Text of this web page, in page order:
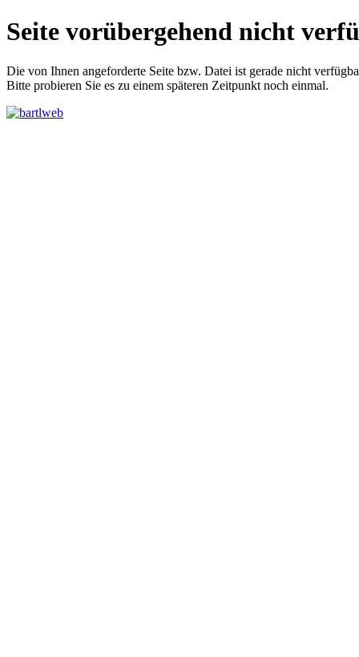
Seite vorübergehend nicht
Die von Ihnen angeforderte Seite bzw. Datei ist gerade nicht
Bitte probieren Sie es zu einem späteren Zeitpunkt noch einmal.